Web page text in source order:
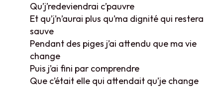
Qu’j’redeviendrai c’pauvre
Et qu’j’n’aurai plus qu’ma dignité qui restera
sauve
Pendant des piges j’ai attendu que ma vie
change
Puis j’ai fini par comprendre
Que c’était elle qui attendait qu’je change